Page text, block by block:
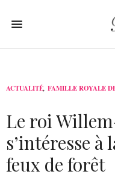
ACTUALITÉ, FAMILLE ROYALE
Le roi
s’intéresse
feux de forêt